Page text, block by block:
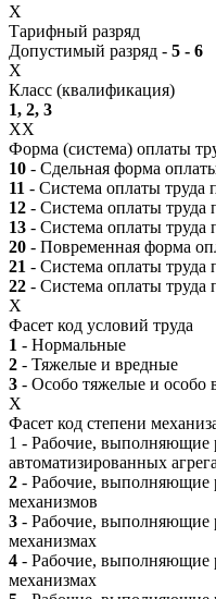
X
Тарифный разряд
Допустимый разряд - 5 - 6
X
Класс (квалификация)
1, 2, 3
XX
Форма (система) оплаты
10 - Сдельная форма
11 - Система оплаты труда
12 - Система оплаты труда
13 - Система оплаты труда
20 - Повременная форма
21 - Система оплаты труда
22 - Система оплаты труда
X
Фасет код условий труда
1 - Нормальные
2 - Тяжелые и вредные
3 - Особо тяжелые и особо
X
Фасет код степени
1 - Рабочие, выполняющие
автоматизированных
2 - Рабочие,
механизмов
3 - Рабочие, выполняющие
механизмах
4 - Рабочие, выполняющие
механизмах